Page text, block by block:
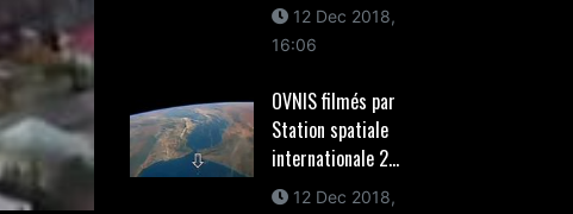
12 Dec 2018,
16:06
OVNIS filmés par
Station spatiale
internationale 2...
12 Dec 2018,